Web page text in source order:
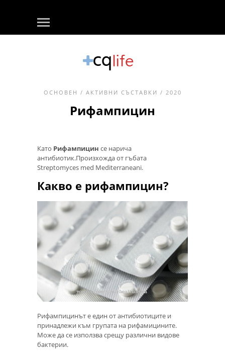
ОСНОВЕН / АКТИВНИ СЪСТАВКИ / 2020
Рифампицин
Като Рифампицин се нарича
антибиотик.Произхожда от гъбата
Streptomyces med Mediterraneani.
Какво е рифампицин?
Рифампицинът е един от антибиотиците и
принадлежи към групата на рифамицините.
Може да се използва срещу различни видове
бактерии.